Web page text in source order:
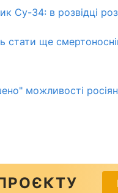
Су-34: в розвідці
стати ще
можливості